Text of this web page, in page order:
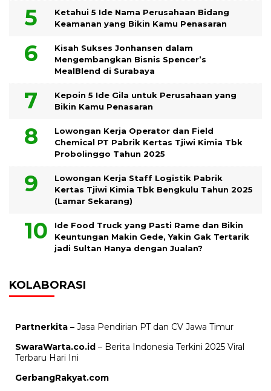
Ketahui 5 Ide Nama Perusahaan Bidang
Keamanan yang Bikin Kamu Penasaran
Kisah Sukses Jonhansen dalam
Mengembangkan Bisnis Spencer’s
MealBlend di Surabaya
Kepoin 5 Ide Gila untuk Perusahaan yang
Bikin Kamu Penasaran
Lowongan Kerja Operator dan Field
Chemical PT Pabrik Kertas Tjiwi Kimia Tbk
Probolinggo Tahun 2025
Lowongan Kerja Staff Logistik Pabrik
Kertas Tjiwi Kimia Tbk Bengkulu Tahun 2025
(Lamar Sekarang)
Ide Food Truck yang Pasti Rame dan Bikin
Keuntungan Makin Gede, Yakin Gak Tertarik
jadi Sultan Hanya dengan Jualan?
KOLABORASI
Partnerkita – Jasa Pendirian PT dan CV Jawa Timur
SwaraWarta.co.id – Berita Indonesia Terkini 2025 Viral
Terbaru Hari Ini
GerbangRakyat.com